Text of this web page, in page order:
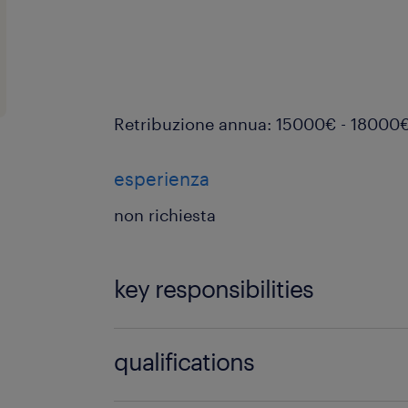
Retribuzione annua: 15000€ -
esperienza
non richiesta
key responsibilities
qualifications